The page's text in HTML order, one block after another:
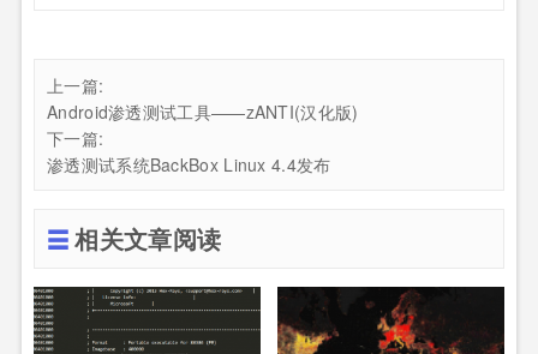
上一篇:
Android渗透测试工具——zANTI(汉化版)
下一篇:
渗透测试系统BackBox Linux 4.4发布
相关文章阅读